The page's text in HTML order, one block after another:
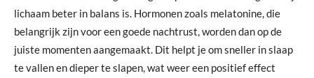
lichaam beter in balans is. Hormonen zoals melatonine, die
belangrijk zijn voor een goede nachtrust, worden dan op de
juiste momenten aangemaakt. Dit helpt je om sneller in slaap
te vallen en dieper te slapen, wat weer een positief effect